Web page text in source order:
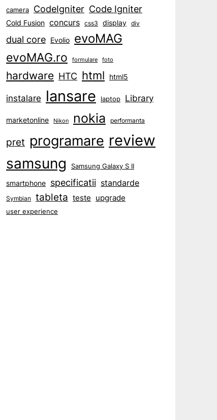
camera CodeIgniter Code Igniter
Cold Fusion concurs css3 display div
dual core Evolio evoMAG
evoMAG.ro formulare foto
hardware HTC html html5
instalare lansare laptop Library
marketonline Nikon nokia performanta
pret programare review
samsung Samsung Galaxy S II
smartphone specificatii standarde
Symbian tableta teste upgrade
user experience